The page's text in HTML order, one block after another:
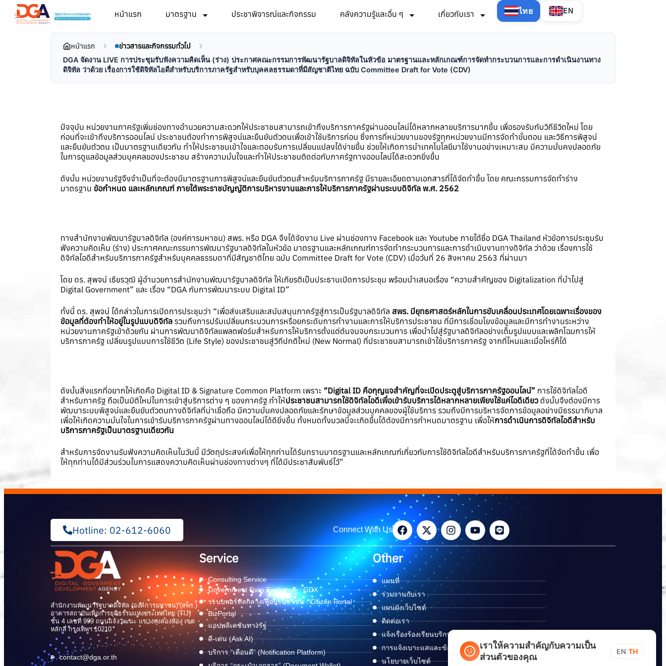
หน้าแรก มาตรฐาน ประชาพิจารณ์และกิจกรรม คลังความรู้และอื่น ๆ เกี่ยวกับเรา ไทย EN
หน้าแรก ข่าวสารและกิจกรรมทั่วไป
DGA จัดงาน LIVE การประชุมรับฟังความคิดเห็น (ร่าง) ประกาศคณะกรรมการพัฒนารัฐบาลดิจิทัลในหัวข้อ มาตรฐานและหลักเกณฑ์การจัดทำกระบวนการและการดำเนินงานทาง
ดิจิทัล ว่าด้วย เรื่องการใช้ดิจิทัลไอดีสำหรับบริการภาครัฐสำหรับบุคคลธรรมดาที่มีสัญชาติไทย ฉบับ Committee Draft for Vote (CDV)
ปัจจุบัน หน่วยงานภาครัฐเพิ่มช่องทางอำนวยความสะดวกให้ประชาชนสามารถเข้าถึงบริการภาครัฐผ่านออนไลน์ได้หลากหลายบริการมากขึ้น เพื่อรองรับกับวิถีชีวิตใหม่ โดย
ก่อนที่จะเข้าถึงบริการออนไลน์ ประชาชนต้องทำการพิสูจน์และยืนยันตัวตนเพื่อเข้าใช้บริการก่อน ซึ่งการที่หน่วยงานของรัฐทุกหน่วยงานมีการจัดทำขั้นตอน และวิธีการพิสูจน์
และยืนยันตัวตน เป็นมาตรฐานเดียวกัน ทำให้ประชาชนเข้าใจและตอบรับการเปลี่ยนแปลงได้ง่ายขึ้น ช่วยให้เกิดการนำเทคโนโลยีมาใช้งานอย่างเหมาะสม มีความมั่นคงปลอดภัย
ในการดูแลข้อมูลส่วนบุคคลของประชาชน สร้างความมั่นใจและทำให้ประชาชนติดต่อกับภาครัฐทางออนไลน์ได้สะดวกยิ่งขึ้น
ดังนั้น หน่วยงานรัฐจึงจำเป็นที่จะต้องมีมาตรฐานการพิสูจน์และยืนยันตัวตนสำหรับบริการภาครัฐ มีรายละเอียดตามเอกสารที่ได้จัดทำขึ้น โดย คณะกรรมการจัดทำร่าง
มาตรฐาน ข้อกำหนด และหลักเกณฑ์ ภายใต้พระราชบัญญัติการบริหารงานและการให้บริการภาครัฐผ่านระบบดิจิทัล พ.ศ. 2562
ทางสำนักงานพัฒนารัฐบาลดิจิทัล (องค์การมหาชน) สพร. หรือ DGA จึงได้จัดงาน Live ผ่านช่องทาง Facebook และ Youtube ภายใต้ชื่อ DGA Thailand หัวข้อการประชุมรับ
ฟังความคิดเห็น (ร่าง) ประกาศคณะกรรมการพัฒนารัฐบาลดิจิทัลในหัวข้อ มาตรฐานและหลักเกณฑ์การจัดทำกระบวนการและการดำเนินงานทางดิจิทัล ว่าด้วย เรื่องการใช้
ดิจิทัลไอดีสำหรับบริการภาครัฐสำหรับบุคคลธรรมดาที่มีสัญชาติไทย ฉบับ Committee Draft for Vote (CDV) เมื่อวันที่ 26 สิงหาคม 2563 ที่ผ่านมา
โดย ดร. สุพจน์ เธียรวุฒิ ผู้อำนวยการสำนักงานพัฒนารัฐบาลดิจิทัล ให้เกียรติเป็นประธานเปิดการประชุม พร้อมนำเสนอเรื่อง “ความสำคัญของ Digitalization ที่นำไปสู่
Digital Government” และ เรื่อง “DGA กับการพัฒนาระบบ Digital ID”
ทั้งนี้ ดร. สุพจน์ ได้กล่าวในการเปิดการประชุมว่า “เพื่อส่งเสริมและสนับสนุนภาครัฐสู่การเป็นรัฐบาลดิจิทัล สพร. มียุทธศาสตร์หลักในการขับเคลื่อนประเทศโดยเฉพาะเรื่องของ
ข้อมูลที่ต้องทำให้อยู่ในรูปแบบดิจิทัล รวมถึงการปรับเปลี่ยนกระบวนการหรือยกระดับการทำงานและการให้บริการประชาชน ที่มีการเชื่อมโยงข้อมูลและมีการทำงานระหว่าง
หน่วยงานภาครัฐเข้าด้วยกัน ผ่านการพัฒนาดิจิทัลแพลตฟอร์มสำหรับการให้บริการตั้งแต่ต้นจนจบกระบวนการ เพื่อนำไปสู่รัฐบาลดิจิทัลอย่างเต็มรูปแบบและพลิกโฉมการให้
บริการภาครัฐ เปลี่ยนรูปแบบการใช้ชีวิต (Life Style) ของประชาชนสู่วิถีปกติใหม่ (New Normal) ที่ประชาชนสามารถเข้าใช้บริการภาครัฐ จากที่ไหนและเมื่อไหร่ก็ได้
ดังนั้นสิ่งแรกที่อยากให้เกิดคือ Digital ID & Signature Common Platform เพราะ “Digital ID คือกุญแจสำคัญที่จะเปิดประตูสู่บริการภาครัฐออนไลน์” การใช้ดิจิทัลไอดี
สำหรับภาครัฐ ถือเป็นมิติใหม่ในการเข้าสู่บริการต่าง ๆ ของภาครัฐ ทำให้ประชาชนสามารถใช้ดิจิทัลไอดีเพื่อเข้ารับบริการได้หลากหลายเพียงใช้แค่ไอดีเดียว ดังนั้นจึงต้องมีการ
พัฒนาระบบพิสูจน์และยืนยันตัวตนทางดิจิทัลที่น่าเชื่อถือ มีความมั่นคงปลอดภัยและรักษาข้อมูลส่วนบุคคลของผู้ใช้บริการ รวมถึงมีการบริหารจัดการข้อมูลอย่างมีธรรมาภิบาล
เพื่อให้เกิดความมั่นใจในการเข้ารับบริการภาครัฐผ่านทางออนไลน์ได้ดียิ่งขึ้น ทั้งหมดทั้งมวลนี้จะเกิดขึ้นได้ต้องมีการกำหนดมาตรฐาน เพื่อให้การดำเนินการดิจิทัลไอดีสำหรับ
บริการภาครัฐเป็นมาตรฐานเดียวกัน
สำหรับการจัดงานรับฟังความคิดเห็นในวันนี้ มีวัตถุประสงค์เพื่อให้ทุกท่านได้รับทราบมาตรฐานและหลักเกณฑ์เกี่ยวกับการใช้ดิจิทัลไอดีสำหรับบริการภาครัฐที่ได้จัดทำขึ้น เพื่อ
ให้ทุกท่านได้มีส่วนร่วมในการแสดงความคิดเห็นผ่านช่องทางต่างๆ ที่ได้มีประชาสัมพันธ์ไว้”
Hotline: 02-612-6060 Connect With Us
สำนักงานพัฒนารัฐบาลดิจิทัล (องค์การมหาชน) (สพร.)
อาคารสถาบันเพื่อการยุติธรรมแห่งประเทศไทย (TIJ)
ชั้น 4 เลขที่ 999 ถนนแจ้งวัฒนะ แขวงทุ่งสองห้อง เขต
หลักสี่ กรุงเทพฯ 10210
contact@dga.or.th
Service
Consulting Service
Government Data Exchange : GDX
ระบบพอร์ทัลกลางเพื่อประชาชน : Citizen Portal
BizPortal
แอปพลิเคชันทางรัฐ
ดี-เด่น (Ask AI)
บริการ “เตือนดี” (Notification Platform)
Other
แผนที่
ร่วมงานกับเรา
แผนผังเว็บไซต์
ติดต่อเรา
แจ้งเรื่องร้องเรียนบริการ
การแจ้งเบาะแสและข้อร้องเรียนการทุจริต
นโยบายเว็บไซต์
เราให้ความสำคัญกับความเป็น
ส่วนตัวของคุณ
EN TH